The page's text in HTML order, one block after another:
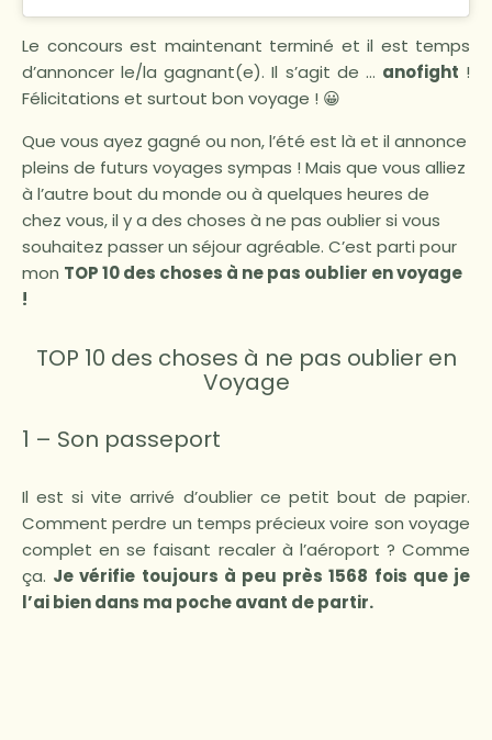
Le concours est maintenant terminé et il est temps
d’annoncer le/la gagnant(e). Il s’agit de … anofight !
Félicitations et surtout bon voyage ! 😀
Que vous ayez gagné ou non, l’été est là et il annonce
pleins de futurs voyages sympas ! Mais que vous alliez
à l’autre bout du monde ou à quelques heures de
chez vous, il y a des choses à ne pas oublier si vous
souhaitez passer un séjour agréable. C’est parti pour
mon TOP 10 des choses à ne pas oublier en voyage
!
TOP 10 des choses à ne pas oublier en
Voyage
1 – Son passeport
Il est si vite arrivé d’oublier ce petit bout de papier.
Comment perdre un temps précieux voire son voyage
complet en se faisant recaler à l’aéroport ? Comme
ça. Je vérifie toujours à peu près 1568 fois que je
l’ai bien dans ma poche avant de partir.